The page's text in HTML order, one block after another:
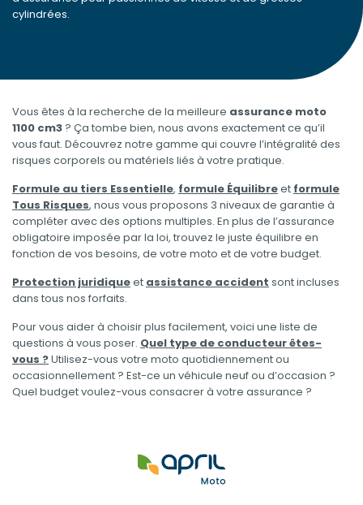
cylindrées.
Vous êtes à la recherche de la meilleure assurance moto
1100 cm3 ? Ça tombe bien, nous avons exactement ce qu’il
vous faut. Découvrez notre gamme qui couvre l’intégralité des
risques corporels ou matériels liés à votre pratique.
Formule au tiers Essentielle, formule Équilibreet formule
Tous Risques, nous vous proposons 3 niveaux de garantie à
compléter avec des options multiples. En plus de l’assurance
obligatoire imposée par la loi, trouvez le juste équilibre en
fonction de vos besoins, de votre moto et de votre budget.
Protection juridiqueet assistance accident sont incluses
dans tous nos forfaits.
Pour vous aider à choisir plus facilement, voici une liste de
questions à vous poser. Quel type de conducteur êtes-
vous ?Utilisez-vous votre moto quotidiennement ou
occasionnellement ? Est-ce un véhicule neuf ou d’occasion ?
Quel budget voulez-vous consacrer à votre assurance ?